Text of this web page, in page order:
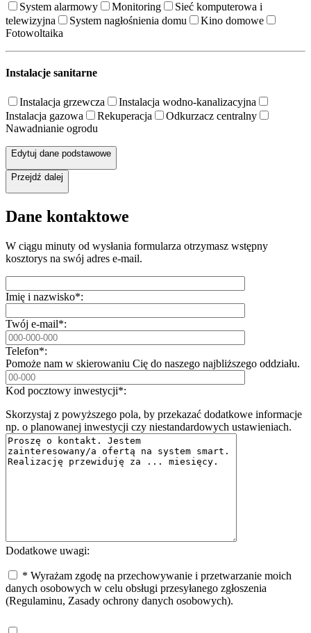
System alarmowy Monitoring
Sieć komputerowa i
telewizyjna
System nagłośnienia domu
Kino domowe
Fotowoltaika
Instalacje sanitarne
Instalacja grzewcza
Instalacja wodno-kanalizacyjna
Instalacja gazowa
Rekuperacja
Odkurzacz centralny
Nawadnianie ogrodu
Edytuj dane podstawowe
Przejdź dalej
Dane kontaktowe
W ciągu minuty od wysłania formularza otrzymasz wstępny
kosztorys na swój adres e-mail.
Imię i nazwisko*:
Twój e-mail*:
Telefon*:
Pomoże nam w skierowaniu Cię do naszego najbliższego oddziału.
Kod pocztowy inwestycji*:
Skorzystaj z powyższego pola, by przekazać dodatkowe informacje
np. o planowanej inwestycji czy niestandardowych ustawieniach.
Dodatkowe uwagi:
* Wyrażam zgodę na przechowywanie i przetwarzanie moich
danych osobowych w celu obsługi przesyłanego zgłoszenia
(Regulaminu, Zasady ochrony danych osobowych).